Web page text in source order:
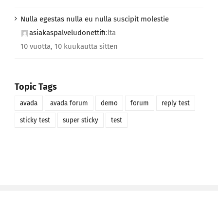
Nulla egestas nulla eu nulla suscipit molestie
asiakaspalveludonettifi:lta
10 vuotta, 10 kuukautta sitten
Topic Tags
avada avada forum demo forum reply test
sticky test super sticky test